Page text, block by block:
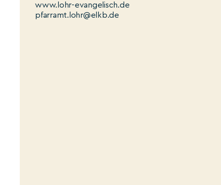
www.lohr-evangelisch.de
pfarramt.lohr@elkb.de